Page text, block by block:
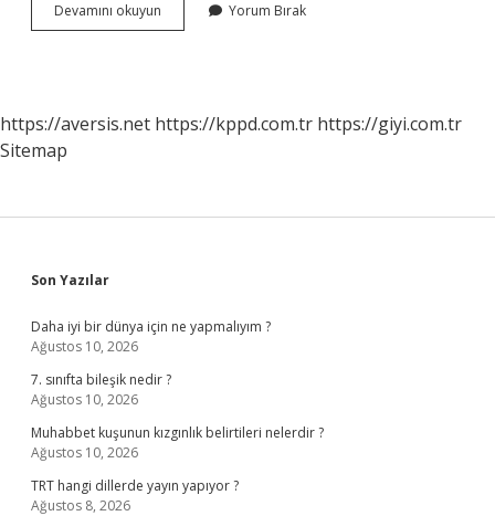
Devamını okuyun
Planı
Yorum Bırak
https://aversis.net https://kppd.com.tr https://giyi.com.tr
Sitemap
Sidebar
Son Yazılar
Daha iyi bir dünya için ne yapmalıyım ?
Ağustos 10, 2026
7. sınıfta bileşik nedir ?
Ağustos 10, 2026
Muhabbet kuşunun kızgınlık belirtileri nelerdir ?
Ağustos 10, 2026
TRT hangi dillerde yayın yapıyor ?
Ağustos 8, 2026